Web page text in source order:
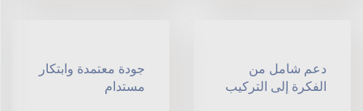
دعم شامل من
الفكرة إلى التركيب
جودة معتمدة وابتكار
مستدام